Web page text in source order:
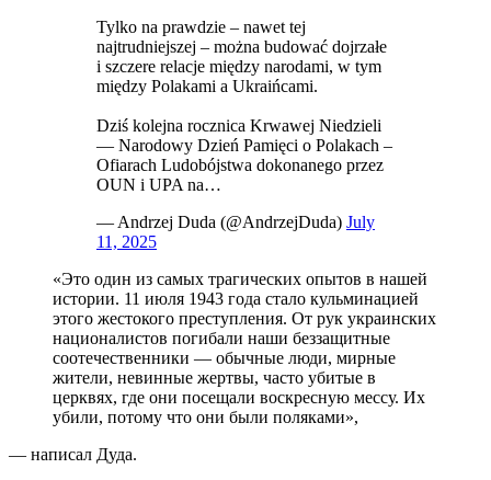
Tylko na prawdzie – nawet tej
najtrudniejszej – można budować dojrzałe
i szczere relacje między narodami, w tym
między Polakami a Ukraińcami.
Dziś kolejna rocznica Krwawej Niedzieli
— Narodowy Dzień Pamięci o Polakach –
Ofiarach Ludobójstwa dokonanego przez
OUN i UPA na…
— Andrzej Duda (@AndrzejDuda) July
11, 2025
«Это один из самых трагических опытов в нашей
истории. 11 июля 1943 года стало кульминацией
этого жестокого преступления. От рук украинских
националистов погибали наши беззащитные
соотечественники — обычные люди, мирные
жители, невинные жертвы, часто убитые в
церквях, где они посещали воскресную мессу. Их
убили, потому что они были поляками»,
— написал Дуда.